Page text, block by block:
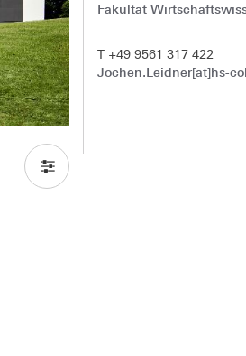
Fakultät
T +49 9561 317 422
Jochen.Leidner[at]hs-